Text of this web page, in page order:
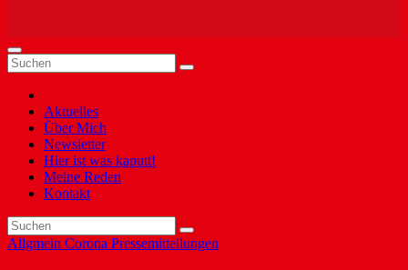
Aktuelles
Über Mich
Newsletter
Hier ist was kaputt!
Meine Reden
Kontakt
Allgmein Corona Pressemitteilungen